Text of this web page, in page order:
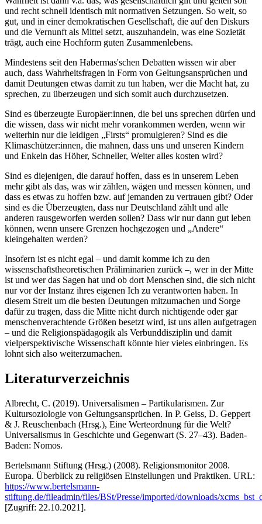
und recht schnell identisch mit normativen Setzungen. So weit, so
gut, und in einer demokratischen Gesellschaft, die auf den Diskurs
und die Vernunft als Mittel setzt, auszuhandeln, was eine Sozietät
trägt, auch eine Hochform guten Zusammenlebens.
Mindestens seit den Habermas'schen Debatten wissen wir aber
auch, dass Wahrheitsfragen in Form von Geltungsansprüchen und
damit Deutungen etwas damit zu tun haben, wer die Macht hat, zu
sprechen, zu überzeugen und sich somit auch durchzusetzen.
Sind es überzeugte Europäer:innen, die bei uns sprechen dürfen und
die wissen, dass wir nicht mehr vorankommen werden, wenn wir
weiterhin nur die leidigen „Firsts“ promulgieren? Sind es die
Klimaschützer:innen, die mahnen, dass uns und unseren Kindern
und Enkeln das Höher, Schneller, Weiter alles kosten wird?
Sind es diejenigen, die darauf hoffen, dass es in unserem Leben
mehr gibt als das, was wir zählen, wägen und messen können, und
dass es etwas zu hoffen bzw. auf jemanden zu vertrauen gibt? Oder
sind es die Überzeugten, dass nur Deutschland zählt und alle
anderen rausgeworfen werden sollen? Dass wir nur dann gut leben
können, wenn unsere Grenzen hochgezogen und „Andere“
kleingehalten werden?
Insofern ist es nicht egal – und damit komme ich zu den
wissenschaftstheoretischen Präliminarien zurück –, wer in der Mitte
ist und wer das Sagen hat und ob dort Menschen sind, die sich nicht
nur vor der Instanz ihres eigenen Ich zu verantworten haben. In
diesem Streit um die besten Deutungen mitzumachen und Sorge
dafür zu tragen, dass die Mitte nicht durch nichtigende oder gar
menschenverachtende Größen besetzt wird, ist uns allen aufgetragen
– und die Religionspädagogik als Verbunddisziplin und damit
vielperspektivische Wissenschaft könnte hier vieles einbringen. Es
lohnt sich also weiterzumachen.
Literaturverzeichnis
Albrecht, C. (2019). Universalismen – Partikularismen. Zur
Kultursoziologie von Geltungsansprüchen. In P. Geiss, D. Geppert
& J. Reuschenbach (Hrsg.), Eine Werteordnung für die Welt?
Universalismus in Geschichte und Gegenwart (S. 27–43). Baden-
Baden: Nomos.
Bertelsmann Stiftung (Hrsg.) (2008). Religionsmonitor 2008.
Europa. Überblick zu religiösen Einstellungen und Praktiken. URL:
https://www.bertelsmann-
stiftung.de/fileadmin/files/BSt/Presse/imported/downloads/
[Zugriff: 22.10.2021].